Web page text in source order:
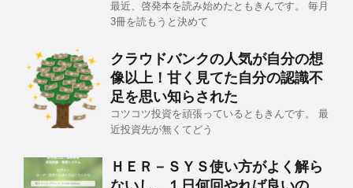
最近、啓発本を読み始めたともきんです。 毎月
3冊を読もうと決めて
クラウドバンクの人気が自分の想
像以上！甘く見てた自分の認識不
足を思い知らされた
コツコツ投資を頑張っているともきんです。 最
近投資先が無くてどう
ＨＥＲ－ＳＹＳ使い方がよく解ら